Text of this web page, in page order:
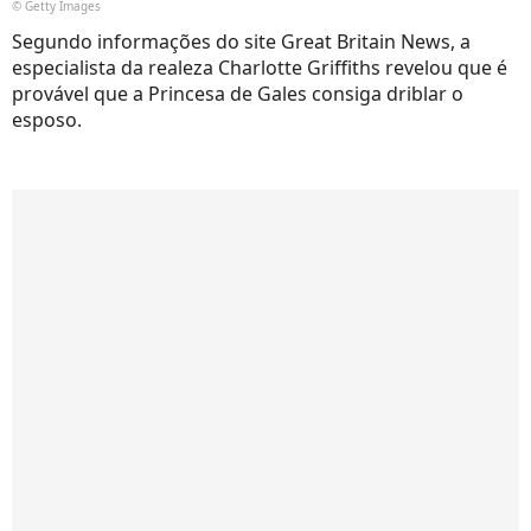
© Getty Images
Segundo informações do site Great Britain News, a
especialista da realeza Charlotte Griffiths revelou que é
provável que a Princesa de Gales consiga driblar o
esposo.